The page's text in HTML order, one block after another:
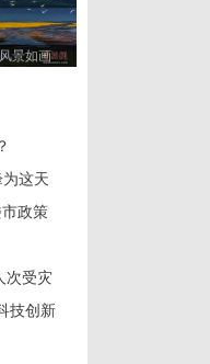
景如画
这天
政策
次受灾
技创新